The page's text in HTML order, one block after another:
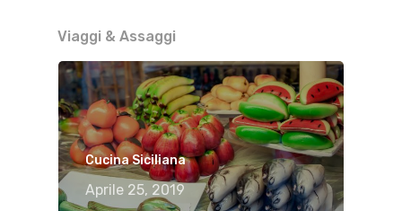
Viaggi & Assaggi
Cucina Siciliana
Aprile 25, 2019